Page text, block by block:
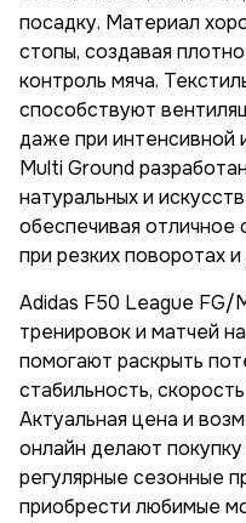
посадку. Материал
стопы, создавая
контроль мяча.
способствуют
даже при интенсивной
Multi Ground
натуральных и
обеспечивая отличное
при резких поворотах и
Adidas F50 League FG/
тренировок и матчей
помогают раскрыть
стабильность,
Актуальная цена и
онлайн делают
регулярные сезонные
приобрести любимые